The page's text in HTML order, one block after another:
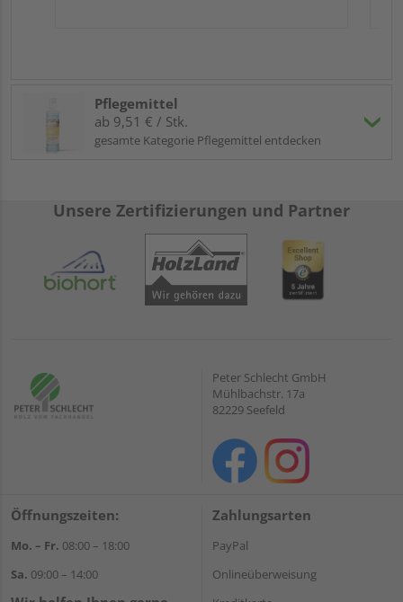
Pflegemittel
ab 9,51 € / Stk.
gesamte Kategorie Pflegemittel entdecken
Unsere Zertifizierungen und Partner
Peter Schlecht GmbH
Mühlbachstr. 17a
82229 Seefeld
Öffnungszeiten:
Mo. – Fr. 08:00 – 18:00
Sa. 09:00 – 14:00
Zahlungsarten
PayPal
Onlineüberweisung